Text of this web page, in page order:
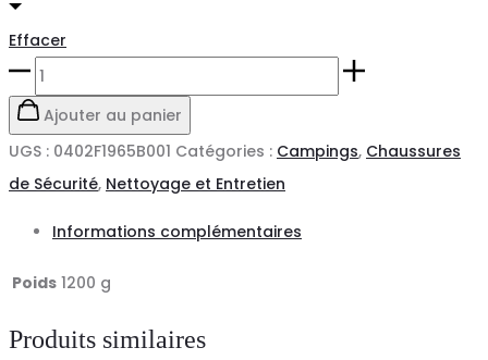
Effacer
quantité
de
Chaussures
Mixte
Ajouter au panier
UGS : 0402F1965B001 Catégories : Campings, Chaussures
de Sécurité, Nettoyage et Entretien
Informations complémentaires
Poids 1200 g
Produits similaires